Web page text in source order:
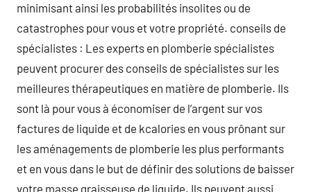
minimisant ainsi les probabilités insolites ou de
catastrophes pour vous et votre propriété. conseils de
spécialistes : Les experts en plomberie spécialistes
peuvent procurer des conseils de spécialistes sur les
meilleures thérapeutiques en matière de plomberie. Ils
sont là pour vous à économiser de l’argent sur vos
factures de liquide et de kcalories en vous prônant sur
les aménagements de plomberie les plus performants
et en vous dans le but de définir des solutions de baisser
votre masse graisseuse de liquide. Ils peuvent aussi